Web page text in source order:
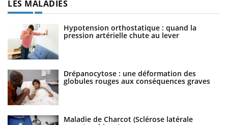
LES MALADIES
Hypotension orthostatique : quand la
pression artérielle chute au lever
Drépanocytose : une déformation des
globules rouges aux conséquences graves
Maladie de Charcot (Sclérose latérale